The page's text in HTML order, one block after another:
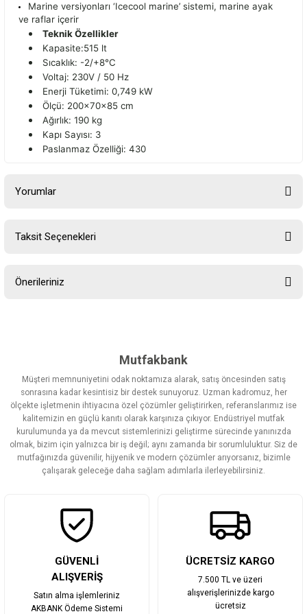
Marine versiyonları ‘Icecool marine’ sistemi, marine ayak
ve raflar içerir
Teknik Özellikler
Kapasite:515 lt
Sıcaklık: -2/+8°C
Voltaj: 230V / 50 Hz
Enerji Tüketimi: 0,749 kW
Ölçü: 200x70x85 cm
Ağırlık: 190 kg
Kapı Sayısı: 3
Paslanmaz Özelliği: 430
Yorumlar
Taksit Seçenekleri
Önerileriniz
Görüş ve önerileriniz için teşekkür ederiz.
Ürün resmi kalitesiz, bozuk veya görüntülenemiyor.
Ürün açıklamasında eksik bilgiler bulunuyor.
Ürün bilgilerinde hatalar bulunuyor.
Ürün fiyatı diğer sitelerden daha pahalı.
Bu ürüne benzer farklı alternatifler olmalı.
Mutfakbank
Müşteri memnuniyetini odak noktamıza alarak, satış öncesinden satış
sonrasına kadar kesintisiz bir destek sunuyoruz. Uzman kadromuz, her
ölçekte işletmenin ihtiyacına özel çözümler geliştirirken, referanslarımız ise
kalitemizin en güçlü kanıtı olarak karşınıza çıkıyor. Endüstriyel mutfak
kurulumunda ya da mevcut sistemlerinizi geliştirme sürecinde yanınızda
olmak, bizim için yalnızca bir iş değil; aynı zamanda bir sorumluluktur. Siz de
mutfağınızda güvenilir, hijyenik ve modern çözümler arıyorsanız, bizimle
çalışarak geleceğe daha sağlam adımlarla ilerleyebilirsiniz.
GÜVENLİ
ALIŞVERİŞ
Satın alma işlemleriniz
AKBANK Ödeme Sistemi
ÜCRETSİZ KARGO
7.500 TL ve üzeri
alışverişlerinizde kargo
ücretsiz